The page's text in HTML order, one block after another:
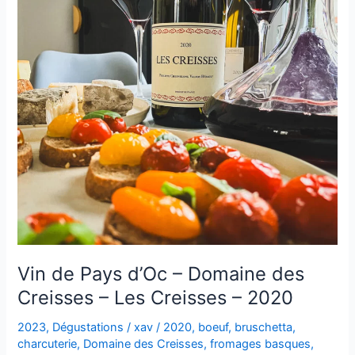
Vin de Pays d’Oc – Domaine des
Creisses – Les Creisses – 2020
2023, Dégustations /xav/ 2020, boeuf, bruschetta,
charcuterie, Domaine des Creisses,fromages basques,